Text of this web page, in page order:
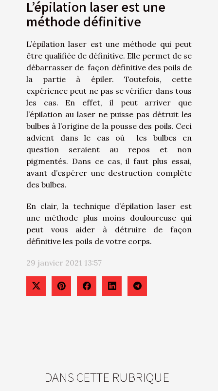
L’épilation laser est une
méthode définitive
L’épilation laser est une méthode qui peut
être qualifiée de définitive. Elle permet de se
débarrasser de façon définitive des poils de
la partie à épiler. Toutefois, cette
expérience peut ne pas se vérifier dans tous
les cas. En effet, il peut arriver que
l’épilation au laser ne puisse pas détruit les
bulbes à l’origine de la pousse des poils. Ceci
advient dans le cas où les bulbes en
question seraient au repos et non
pigmentés. Dans ce cas, il faut plus essai,
avant d’espérer une destruction complète
des bulbes.
En clair, la technique d’épilation laser est
une méthode plus moins douloureuse qui
peut vous aider à détruire de façon
définitive les poils de votre corps.
29 janvier 2021 13:57
DANS CETTE RUBRIQUE